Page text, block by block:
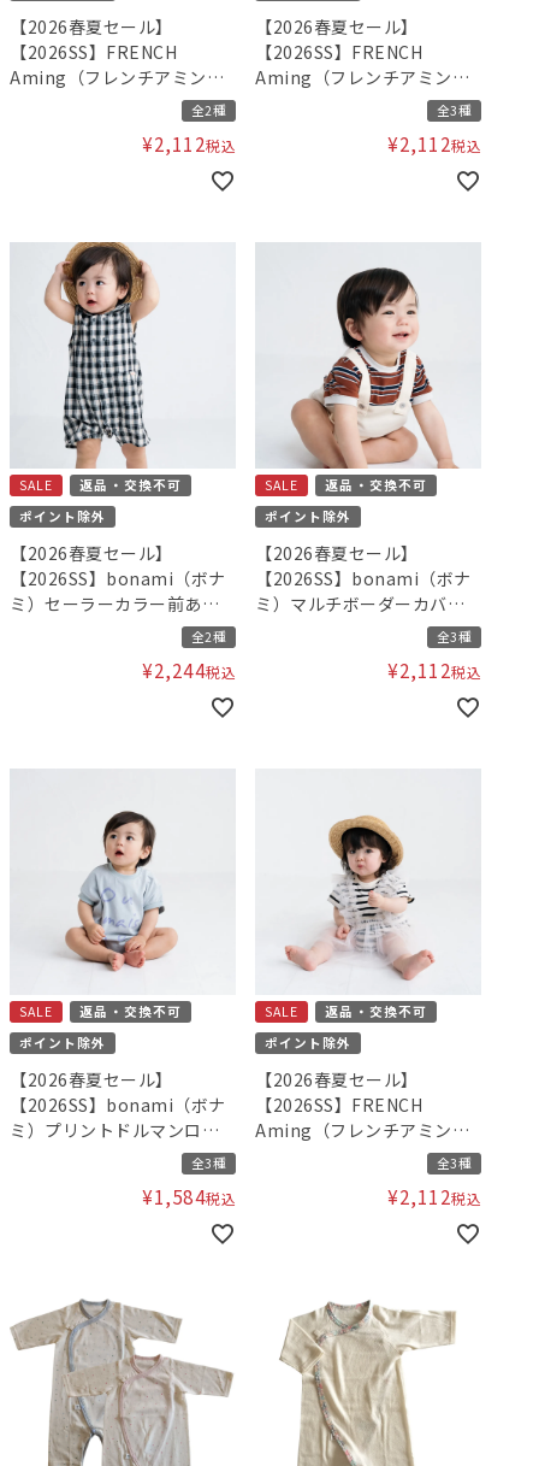
【2026春夏セール】
【2026SS】FRENCH
Aming（フレンチアミン
グ）フラワーカバーオール F
全2種
¥2,112税込
【2026春夏セール】
【2026SS】FRENCH
Aming（フレンチアミン
グ）スモッキングカバーオ
全3種
¥2,112税込
SALE
返品・交換不可
ポイント除外
【2026春夏セール】
【2026SS】bonami（ボナ
ミ）セーラーカラー前あき
全2種
¥2,244税込
SALE
返品・交換不可
ポイント除外
【2026春夏セール】
【2026SS】bonami（ボナ
ミ）マルチボーダーカバー
全3種
¥2,112税込
SALE
返品・交換不可
ポイント除外
【2026春夏セール】
【2026SS】bonami（ボナ
ミ）プリントドルマンロン
全3種
¥1,584税込
SALE
返品・交換不可
ポイント除外
【2026春夏セール】
【2026SS】FRENCH
Aming（フレンチアミン
グ）チュールビスチェドッ
全3種
¥2,112税込